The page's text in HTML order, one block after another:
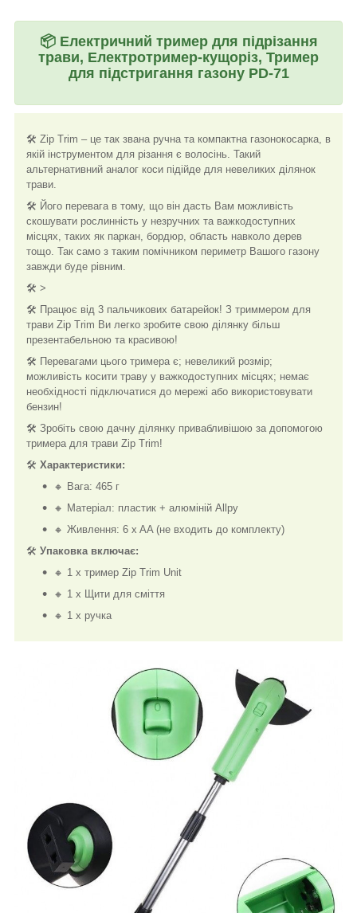
📦 Електричний тример для підрізання
трави, Електротример-кущоріз, Тример
для підстригання газону PD-71
🛠️ Zip Trim – це так звана ручна та компактна газонокосарка, в
якій інструментом для різання є волосінь. Такий
альтернативний аналог коси підійде для невеликих ділянок
трави.
🛠️ Його перевага в тому, що він дасть Вам можливість
скошувати рослинність у незручних та важкодоступних
місцях, таких як паркан, бордюр, область навколо дерев
тощо. Так само з таким помічником периметр Вашого газону
завжди буде рівним.
🛠️ >
🛠️ Працює від 3 пальчикових батарейок! З триммером для
трави Zip Trim Ви легко зробите свою ділянку більш
презентабельною та красивою!
🛠️ Перевагами цього тримера є; невеликий розмір;
можливість косити траву у важкодоступних місцях; немає
необхідності підключатися до мережі або використовувати
бензин!
🛠️ Зробіть свою дачну ділянку привабливішою за допомогою
тримера для трави Zip Trim!
🛠️ Характеристики:
🔸 Вага: 465 г
🔸 Матеріал: пластик + алюміній Allpy
🔸 Живлення: 6 x AA (не входить до комплекту)
🛠️ Упаковка включає:
🔸 1 x тример Zip Trim Unit
🔸 1 x Щити для сміття
🔸 1 x ручка